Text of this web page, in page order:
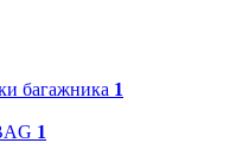
багажника 1
1